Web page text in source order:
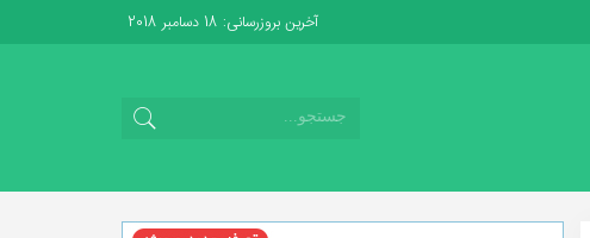
آخرین بروزرسانی: 18 دسامبر 2018